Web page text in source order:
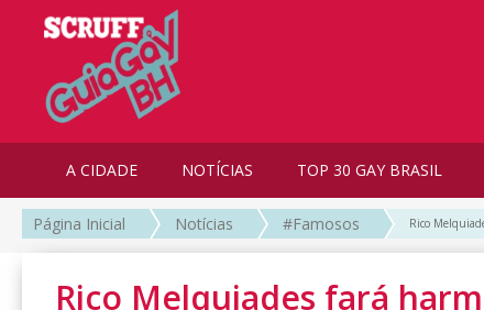
A CIDADE NOTÍCIAS TOP 30 GAY BRASIL
Página Inicial Notícias #Famosos Rico
Rico Melquiades fará